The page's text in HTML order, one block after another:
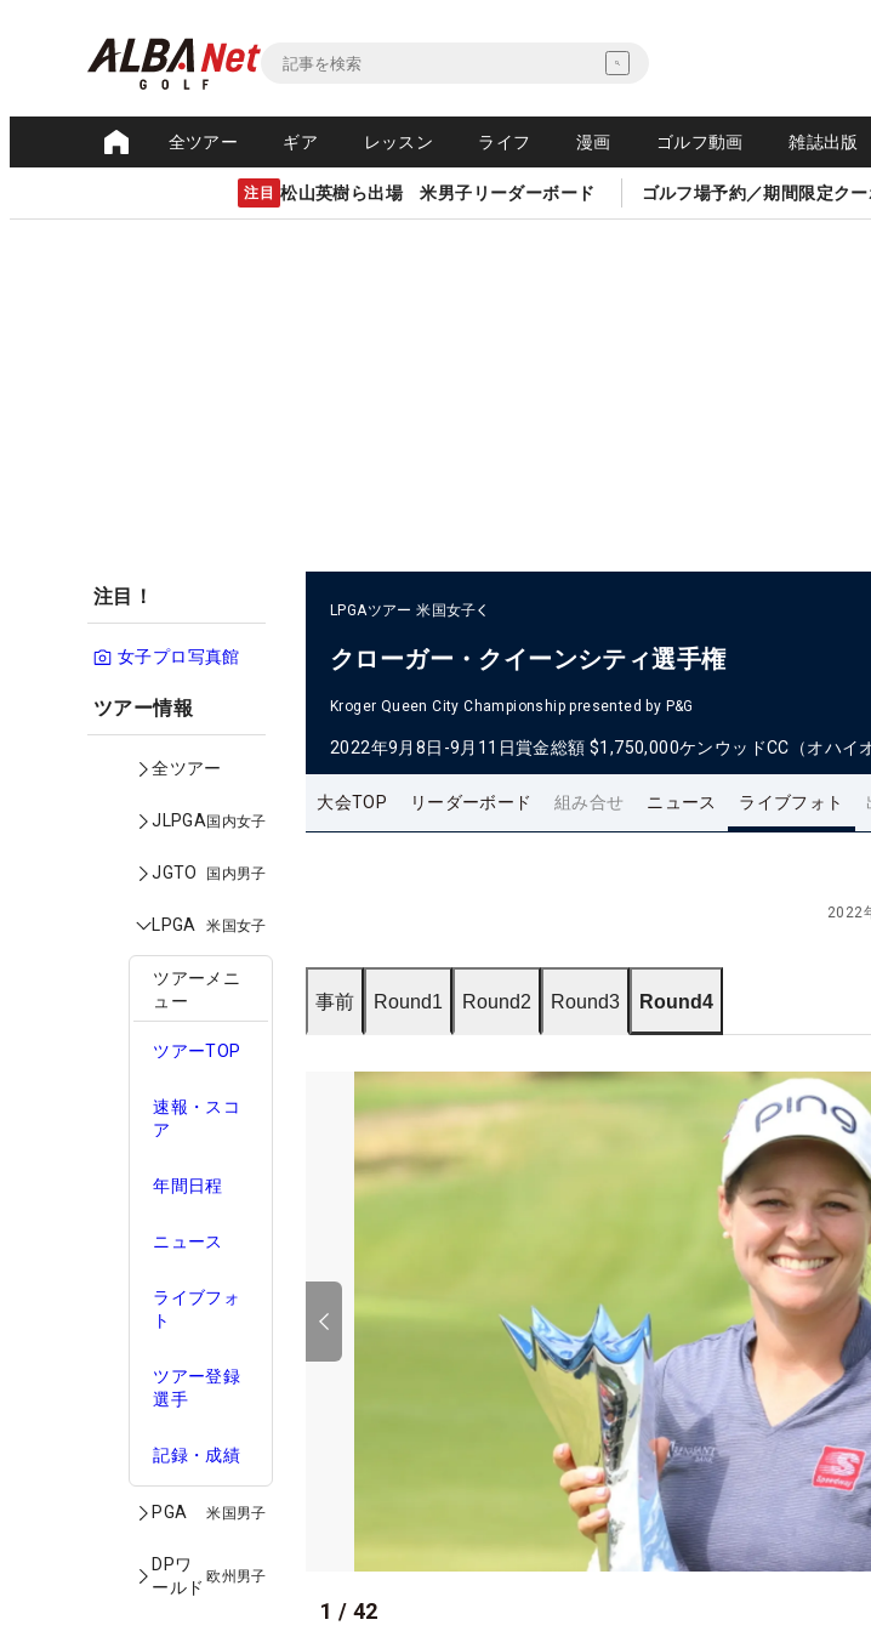
全ツアー ギア レッスン ライフ 漫画 ゴルフ動画 雑誌出版
注目 松山英樹ら出場 米男子リーダーボード ゴルフ場予約／期間限定クー
注目！
女子プロ写真館
ツアー情報
全ツアー
JLPGA国内女子
JGTO 国内男子
LPGA 米国女子
ツアーメニ
ュー
ツアーTOP
速報・スコ
ア
年間日程
ニュース
ライブフォ
ト
ツアー登録
選手
記録・成績
PGA 米国男子
DPワ
ールド
欧州男子
LPGAツアー 米国女子
クローガー・クイーンシティ選手権
Kroger Queen City Championship presented by P&G
2022年9月8日-9月11日賞金総額 $1,750,000ケンウッドCC（オハイ
大会TOP リーダーボード 組み合せ ニュース ライブフォト
2022
事前 Round1 Round2 Round3 Round4
1 / 42